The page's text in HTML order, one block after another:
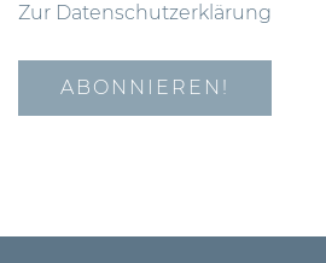
Zur Datenschutzerklärung